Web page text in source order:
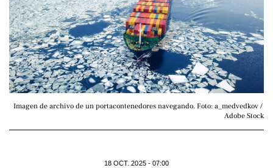
Imagen de archivo de un portacontenedores navegando. Foto: a_medvedkov /
Adobe Stock
18 OCT. 2025 - 07:00